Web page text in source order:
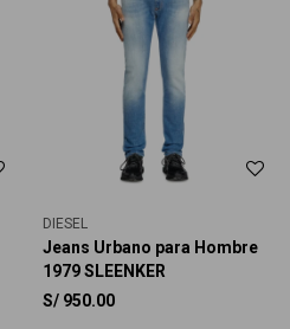
DIESEL
Jeans Urbano para Hombre
1979 SLEENKER
S/ 950.00